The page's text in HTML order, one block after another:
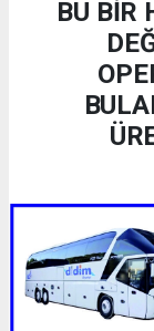
BU BİR